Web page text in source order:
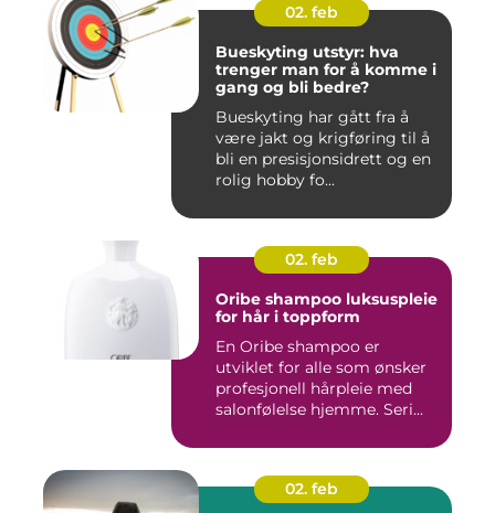
02. feb
Bueskyting utstyr: hva
trenger man for å komme i
gang og bli bedre?
Bueskyting har gått fra å
være jakt og krigføring til å
bli en presisjonsidrett og en
rolig hobby fo...
02. feb
Oribe shampoo luksuspleie
for hår i toppform
En Oribe shampoo er
utviklet for alle som ønsker
profesjonell hårpleie med
salonfølelse hjemme. Seri...
02. feb